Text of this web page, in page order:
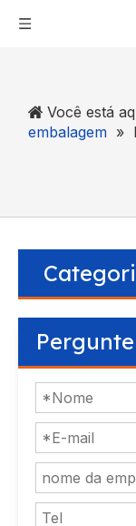
Você está
embalagem »
Pergunte